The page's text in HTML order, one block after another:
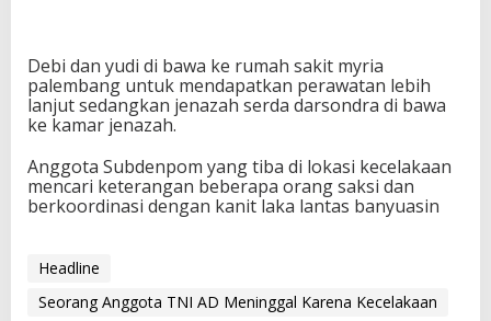
Debi dan yudi di bawa ke rumah sakit myria
palembang untuk mendapatkan perawatan lebih
lanjut sedangkan jenazah serda darsondra di bawa
ke kamar jenazah.
Anggota Subdenpom yang tiba di lokasi kecelakaan
mencari keterangan beberapa orang saksi dan
berkoordinasi dengan kanit laka lantas banyuasin
Headline
Seorang Anggota TNI AD Meninggal Karena Kecelakaan